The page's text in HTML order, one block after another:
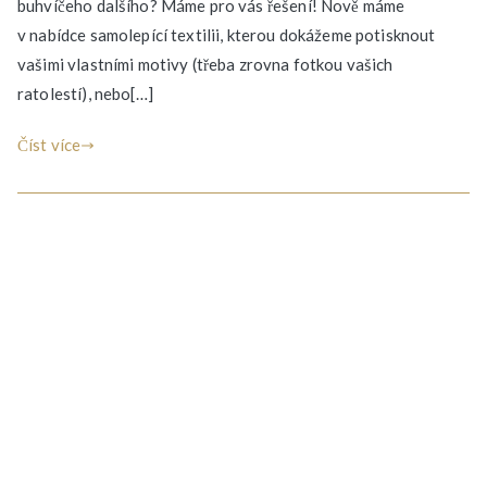
buhvíčeho dalšího? Máme pro vás řešení! Nově máme
v nabídce samolepící textilii, kterou dokážeme potisknout
vašimi vlastními motivy (třeba zrovna fotkou vašich
ratolestí), nebo[…]
Číst více